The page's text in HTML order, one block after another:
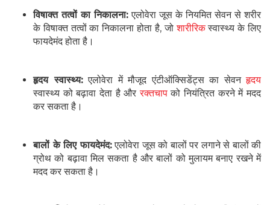
विषाक्त तत्वों का निकालना: एलोवेरा जूस के नियमित सेवन से शरीर
के विषाक्त तत्वों का निकालना होता है, जोशारीरिकस्वास्थ्य के लिए
फायदेमंद होता है।
हृदय स्वास्थ्य:एलोवेरा में मौजूद एंटीऑक्सिडेंट्स का सेवनहृदय
स्वास्थ्य को बढ़ावा देता है औररक्तचापको नियंत्रित करने में मदद
कर सकता है।
बालों के लिए फायदेमंद:एलोवेरा जूस को बालों पर लगाने से बालों की
ग्रोथ को बढ़ावा मिल सकता है और बालों को मुलायम बनाए रखने में
मदद कर सकता है।